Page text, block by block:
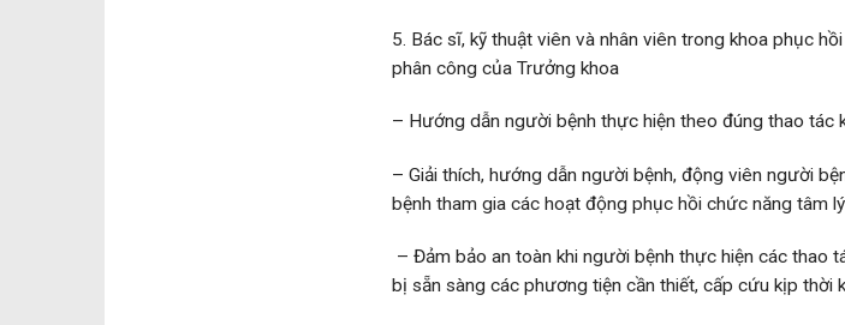
5. Bác sĩ, kỹ thuật viên và nhân viên trong khoa phục
phân công của Trưởng khoa
– Hướng dẫn người bệnh thực hiện theo đúng thao tác
– Giải thích, hướng dẫn người bệnh, động viên người
bệnh tham gia các hoạt động phục hồi chức năng tâm
– Đảm bảo an toàn khi người bệnh thực hiện các thao
bị sẵn sàng các phương tiện cần thiết, cấp cứu kịp thời